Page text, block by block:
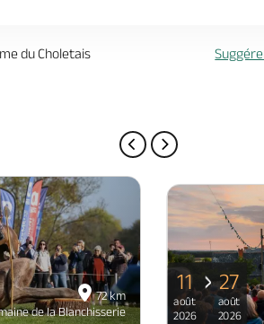
du Choletais
72 km
de la Blanchisserie
11
août
2026
27
août
2026